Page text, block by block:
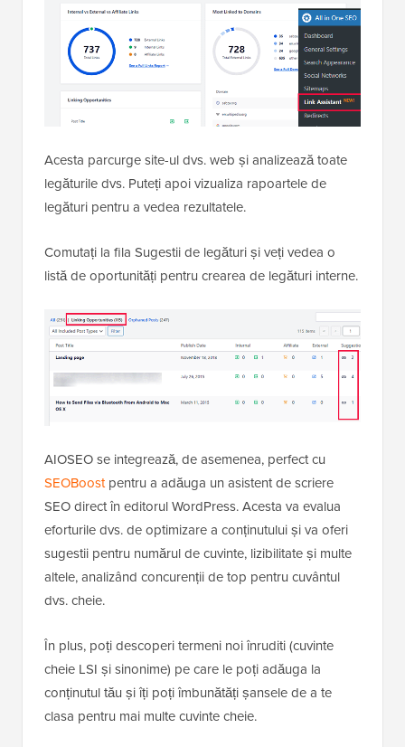
Acesta parcurge site-ul dvs. web și analizează toate
legăturile dvs. Puteți apoi vizualiza rapoartele de
legături pentru a vedea rezultatele.
Comutați la fila Sugestii de legături și veți vedea o
listă de oportunități pentru crearea de legături interne.
AIOSEO se integrează, de asemenea, perfect cu
SEOBoostpentru a adăuga un asistent de scriere
SEO direct în editorul WordPress. Acesta va evalua
eforturile dvs. de optimizare a conținutului și va oferi
sugestii pentru numărul de cuvinte, lizibilitate și multe
altele, analizând concurenții de top pentru cuvântul
dvs. cheie.
În plus, poți descoperi termeni noi înruditi (cuvinte
cheie LSI și sinonime) pe care le poți adăuga la
conținutul tău și îți poți îmbunătăți șansele de a te
clasa pentru mai multe cuvinte cheie.